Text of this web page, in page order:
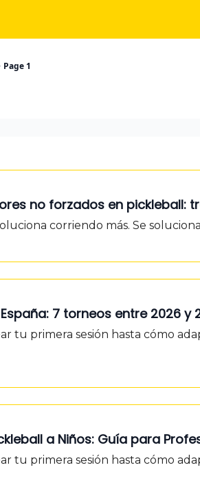
Page 1
no forzados en pickleball:
corriendo más. Se
España: 7 torneos entre 2026
tu primera sesión hasta cómo
a Niños: Guía para
tu primera sesión hasta cómo